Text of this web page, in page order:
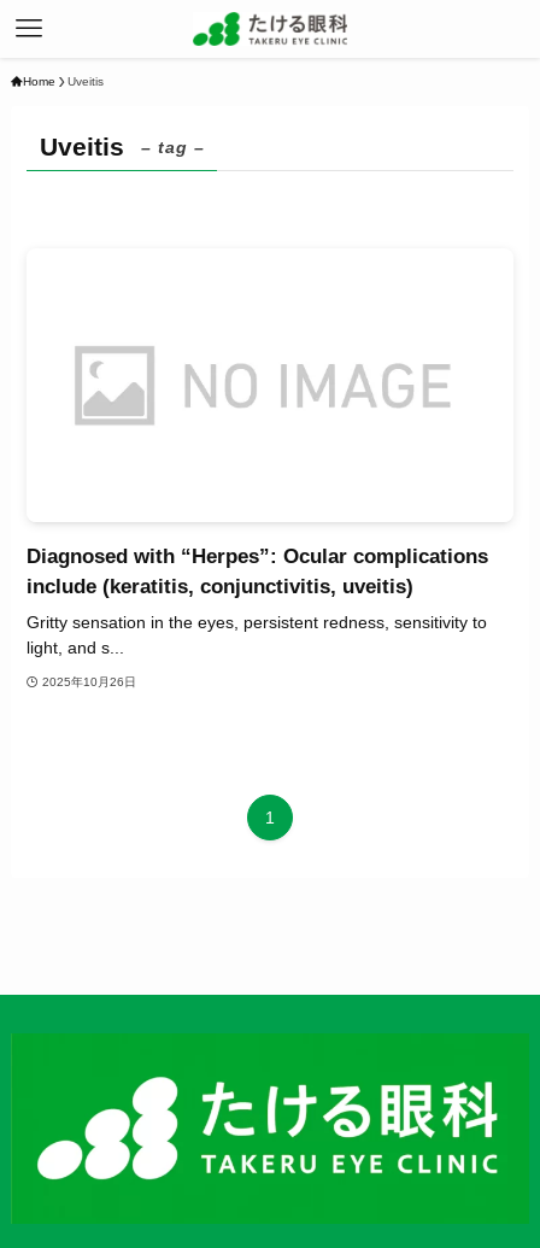
Home Uveitis
Uveitis – tag –
Diagnosed with “Herpes”: Ocular complications
include (keratitis, conjunctivitis, uveitis)
Gritty sensation in the eyes, persistent redness, sensitivity to
light, and s...
2025年10月26日
1